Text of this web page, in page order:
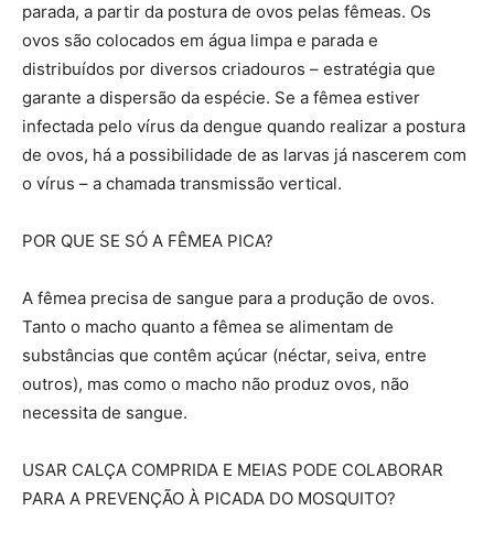
parada, a partir da postura de ovos pelas fêmeas. Os
ovos são colocados em água limpa e parada e
distribuídos por diversos criadouros – estratégia que
garante a dispersão da espécie. Se a fêmea estiver
infectada pelo vírus da dengue quando realizar a postura
de ovos, há a possibilidade de as larvas já nascerem com
o vírus – a chamada transmissão vertical.
POR QUE SE SÓ A FÊMEA PICA?
A fêmea precisa de sangue para a produção de ovos.
Tanto o macho quanto a fêmea se alimentam de
substâncias que contêm açúcar (néctar, seiva, entre
outros), mas como o macho não produz ovos, não
necessita de sangue.
USAR CALÇA COMPRIDA E MEIAS PODE COLABORAR
PARA A PREVENÇÃO À PICADA DO MOSQUITO?